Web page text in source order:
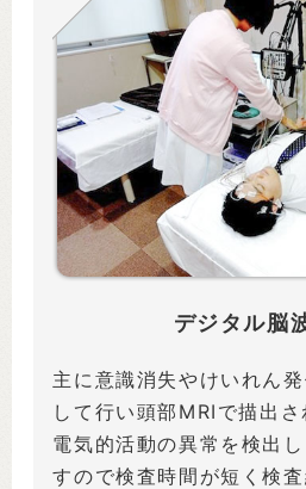
デジタル脳
主に意識消失やけいれん
して行い頭部MRIで描出
電気的活動の異常を検出
すので検査時間が短く検